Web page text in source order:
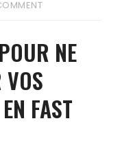
NE
VOS
FAST